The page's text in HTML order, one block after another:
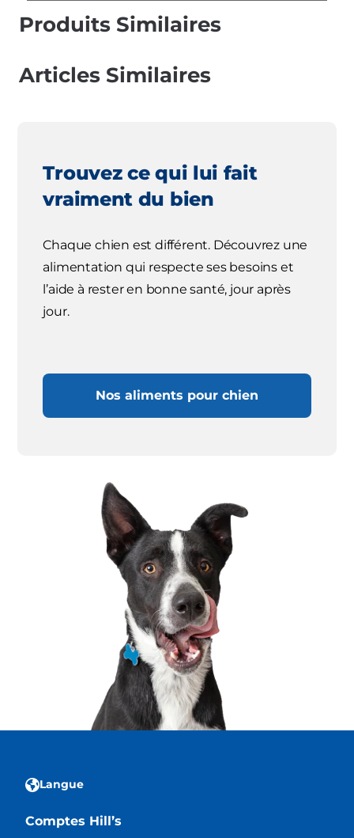
Produits Similaires
Articles Similaires
Trouvez ce qui lui fait
vraiment du bien
Chaque chien est différent. Découvrez une
alimentation qui respecte ses besoins et
l’aide à rester en bonne santé, jour après
jour.
Nos aliments pour chien
Langue
Comptes Hill’s